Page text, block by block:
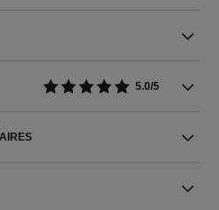
5.0/5